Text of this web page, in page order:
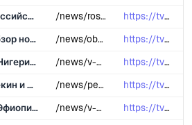
Российские археологи нашли поселения эпохи позднего неолита на Кольском полуострове /news/rossiyskie-arkheologi-nashli-poseleniya-epokhi-pozdnego-neolita-na-kolskom-poluostrove/ https://tvbrics.com/news/rossiyskie-a...
Обзор новостей TV BRICS в зарубежных медиа /news/obzor-novostey-tv-brics-v-zarubezhnykh-media-01-02-25/ https://tvbrics.com/news/obzor-novost...
В Нигерии откроют первый в Африке университет искусственного интеллекта /news/v-nigerii-otkroyut-pervyy-v-afrike-universitet-iskusstvennogo-intellekta/ https://tvbrics.com/news/v-nigerii-ot...
Пекин и Шанхай вошли в топ-10 самых инновационных городов мира /news/pekin-i-shankhay-voshli-v-top-10-samykh-innovatsionnykh-gorodov-mira/ https://tvbrics.com/news/pekin-i-shan...
В Эфиопии заявили о намерении расширить двусторонние связи со странами БРИКС /news/v-efiopii-zayavili-o-namerenii-rasshirit-dvustoronnie-svyazi-so-stranami-briks/ https://tvbrics.com/news/v-efiopii-za...